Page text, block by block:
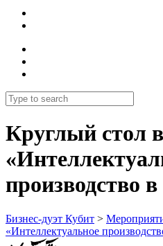
Круглый стол
производство
Бизнес-дуэт Кубит >
«Интеллектуальное